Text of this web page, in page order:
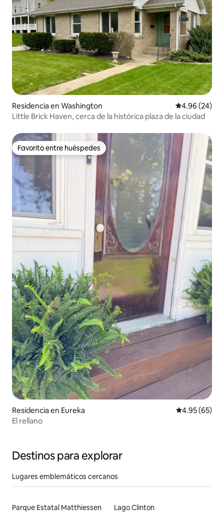
Residencia en Washington Calificación
4.96 (24)
Little Brick Haven, cerca de la histórica plaza de la ciudad
Favorito entre huéspedes
Favorito entre huéspedes
Residencia en Eureka Calificación
4.95 (65)
El rellano
Destinos para explorar
Lugares emblemáticos cercanos
Parque Estatal Matthiessen Lago Clinton